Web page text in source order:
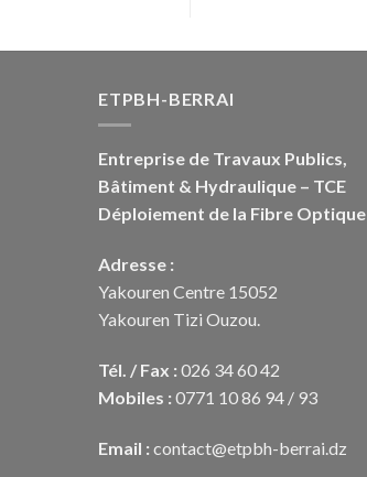
ETPBH-BERRAI
Entreprise de Travaux Publics,
Bâtiment & Hydraulique – TCE
Déploiement de la Fibre Optique
Adresse :
Yakouren Centre 15052
Yakouren Tizi Ouzou.
Tél. / Fax : 026 34 60 42
Mobiles : 0771 10 86 94 / 93
Email : contact@etpbh-berrai.dz